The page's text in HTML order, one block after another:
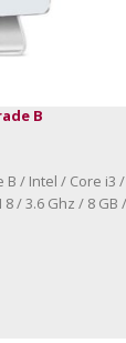
B
/ Intel / Core i3
8 / 3.6 Ghz / 8 GB